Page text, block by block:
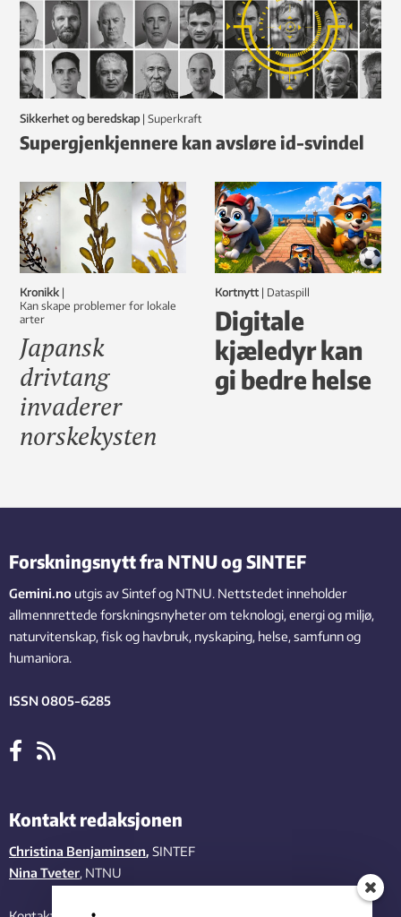
Sikkerhet og beredskap | Superkraft
Supergjenkjennere kan avsløre id-svindel
Kronikk |
Kan skape problemer for lokale
arter
Japansk
drivtang
invaderer
norskekysten
Kortnytt | dataspill
Digitale
kjæledyr kan
gi bedre helse
Forskningsnytt fra NTNU og SINTEF
Gemini.no utgis av Sintef og NTNU. Nettstedet inneholder
allmennrettede forskningsnyheter om teknologi, energi og miljø,
naturvitenskap, fisk og havbruk, nyskaping, helse, samfunn og
humaniora.
ISSN 0805-6285
Kontakt redaksjonen
Christina Benjaminsen, SINTEF
Nina Tveter, NTNU